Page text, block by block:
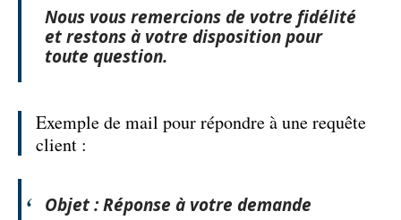
Nous vous remercions de votre fidélité
et restons à votre disposition pour
toute question.
Exemple de mail pour répondre à une requête
client :
Objet : Réponse à votre demande